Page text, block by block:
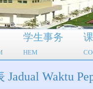
学生事务
HEM
Waktu